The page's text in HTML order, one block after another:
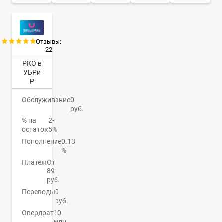
Отзывы:
22
РКО в
УБРи
Р
Обслуживание0
руб.
% на
остаток
2-
5%
Пополнение0.13
%
ПлатежОт
89
руб.
Переводы0
руб.
Овердрат10